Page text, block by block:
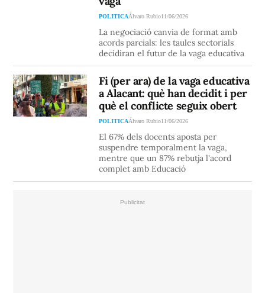
POLITICAÁlvaro Rubio11/06/2026
La negociació canvia de format amb
acords parcials: les taules sectorials
decidiran el futur de la vaga educativa
Fi (per ara) de la vaga educativa
a Alacant: què han decidit i per
què el conflicte seguix obert
POLITICAÁlvaro Rubio11/06/2026
El 67% dels docents aposta per
suspendre temporalment la vaga,
mentre que un 87% rebutja l'acord
complet amb Educació